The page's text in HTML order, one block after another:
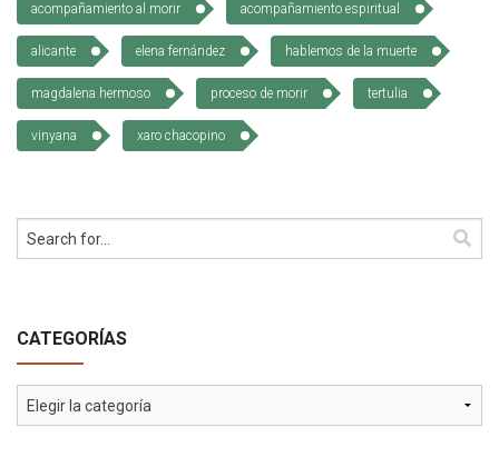
acompañamiento al morir acompañamiento espiritual
alicante elena fernández hablemos de la muerte
magdalena hermoso proceso de morir tertulia
vinyana xaro chacopino
CATEGORÍAS
Categorías